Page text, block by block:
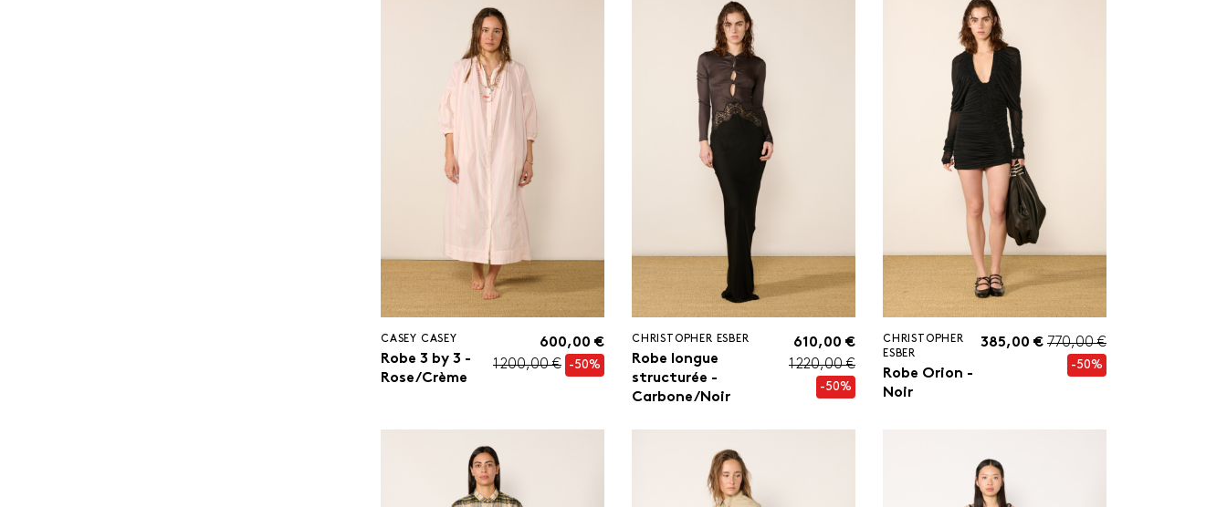
CASEY CASEY
Robe 3 by 3 -
Rose/Crème
600,00 €
1 200,00 €
-50%
CHRISTOPHER ESBER
Robe longue
structurée -
Carbone/Noir
610,00 €
1 220,00 €
-50%
CHRISTOPHER
ESBER
Robe Orion -
Noir
385,00 € 770,00 €
-50%